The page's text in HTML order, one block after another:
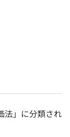
法」に分類され